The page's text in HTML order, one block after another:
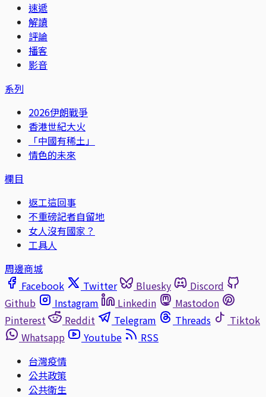
速遞
解讀
評論
播客
影音
系列
2026伊朗戰爭
香港世紀大火
「中國有稀土」
情色的未來
欄目
返工這回事
不重磅記者自留地
女人沒有國家？
工具人
周邊商城
Facebook
Twitter Bluesky
Discord
Github
Instagram Linkedin
Mastodon
Pinterest
Reddit Telegram Threads
Tiktok
Whatsapp
Youtube
RSS
台灣疫情
公共政策
公共衛生